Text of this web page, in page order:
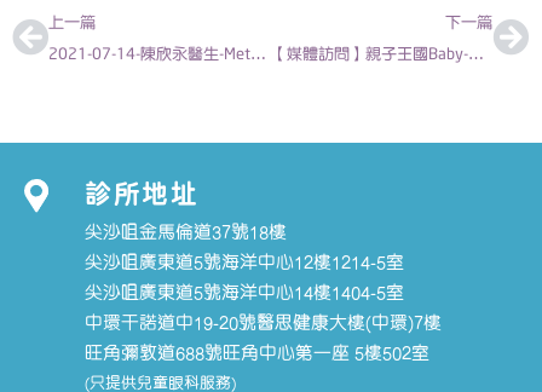
上一篇
2021-07-14-陳欣永醫生-Metro Daily-97%母乳餵哺寶寶 維他命D不足
下一篇
【媒體訪問】親子王國Baby-Kingdom – 日本腦炎 / 預防日本腦炎有法 | 陳亦俊 – 香港兒科專科醫生
診所地址
尖沙咀金馬倫道37號18樓
尖沙咀廣東道5號海洋中心12樓1214-5室
尖沙咀廣東道5號海洋中心14樓1404-5室
中環干諾道中19-20號醫思健康大樓(中環)7樓
旺角彌敦道688號旺角中心第一座 5樓502室
(只提供兒童眼科服務)